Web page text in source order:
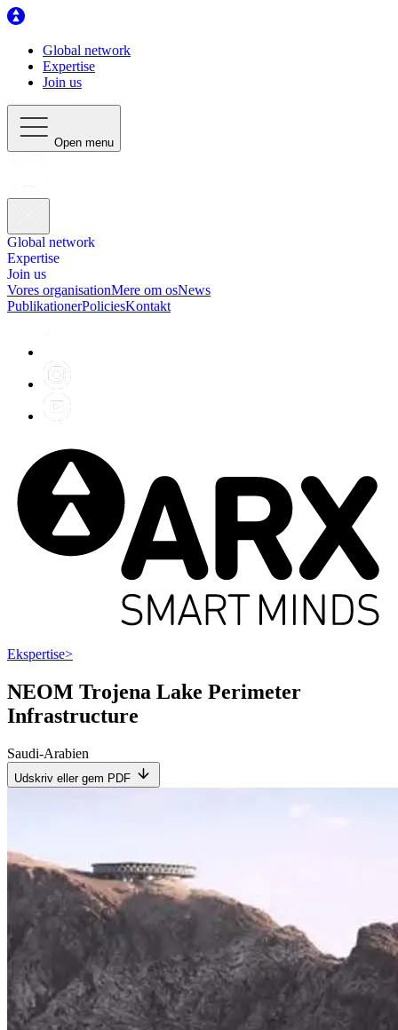
Global network
Expertise
Join us
Open menu
Global network
Expertise
Join us
Vores organisationMere om osNews
PublikationerPoliciesKontakt
Ekspertise>
NEOM Trojena Lake Perimeter
Infrastructure
Saudi-Arabien
Udskriv eller gem PDF